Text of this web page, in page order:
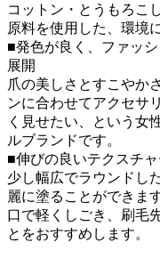
コットン・とうもろこ
原料を使用した、環境
■発色が良く、ファッ
展開
爪の美しさとすこやか
ンに合わせてアクセサ
く見せたい、という女
ルブランドです。
■伸びの良いテクスチ
少し幅広でラウンドし
麗に塗ることができま
口で軽くしごき、刷毛
とをおすすめします。